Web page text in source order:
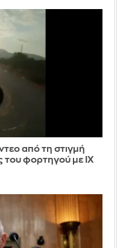
από τη στιγμή
του φορτηγού με ΙΧ